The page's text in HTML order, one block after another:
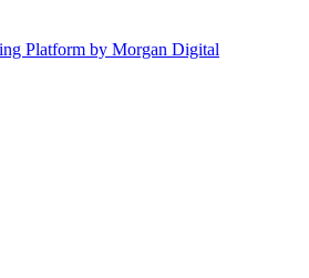
Platform by Morgan Digital